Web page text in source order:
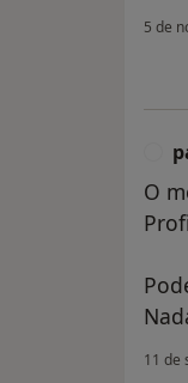
5 de
O
11 de